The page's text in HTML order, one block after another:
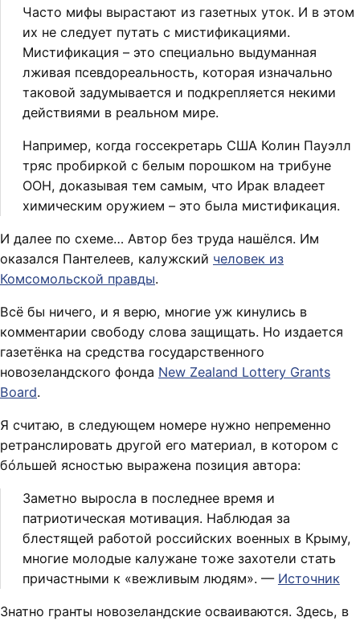
Часто мифы вырастают из газетных уток. И в этом
их не следует путать с мистификациями.
Мистификация – это специально выдуманная
лживая псевдореальность, которая изначально
таковой задумывается и подкрепляется некими
действиями в реальном мире.
Например, когда госсекретарь США Колин Пауэлл
тряс пробиркой с белым порошком на трибуне
ООН, доказывая тем самым, что Ирак владеет
химическим оружием – это была мистификация.
И далее по схеме… Автор без труда нашёлся. Им
оказался Пантелеев, калужский человек из
Комсомольской правды.
Всё бы ничего, и я верю, многие уж кинулись в
комментарии свободу слова защищать. Но издается
газетёнка на средства государственного
новозеландского фонда New Zealand Lottery Grants
Board.
Я считаю, в следующем номере нужно непременно
ретранслировать другой его материал, в котором с
бóльшей ясностью выражена позиция автора:
Заметно выросла в последнее время и
патриотическая мотивация. Наблюдая за
блестящей работой российских военных в Крыму,
многие молодые калужане тоже захотели стать
причастными к «вежливым людям». — Источник
Знатно гранты новозеландские осваиваются. Здесь, в